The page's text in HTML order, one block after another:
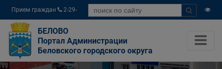
Прием граждан
2-29-
04
БЕЛОВО
Портал Администрации
Беловского городского округа